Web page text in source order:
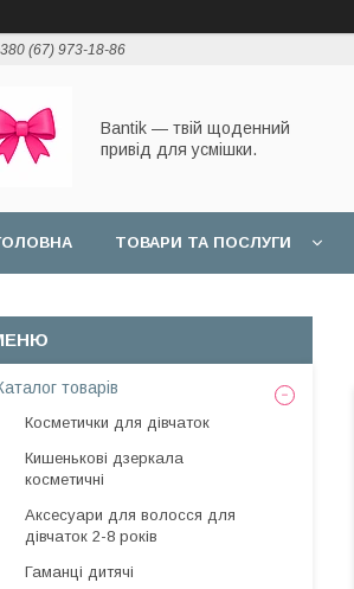
(67) 973-18-86
Bantik — твій щоденний
привід для усмішки.
ТОВАРИ ТА ПОСЛУГИ
товарів
Косметички для дівчаток
Кишенькові дзеркала
косметичні
Аксесуари для волосся для
дівчаток 2-8 років
Гаманці дитячі